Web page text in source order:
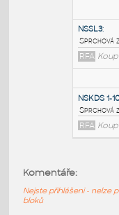
RFA
RFA
Komentáře:
Nejste přihlášeni - nelze
bloků